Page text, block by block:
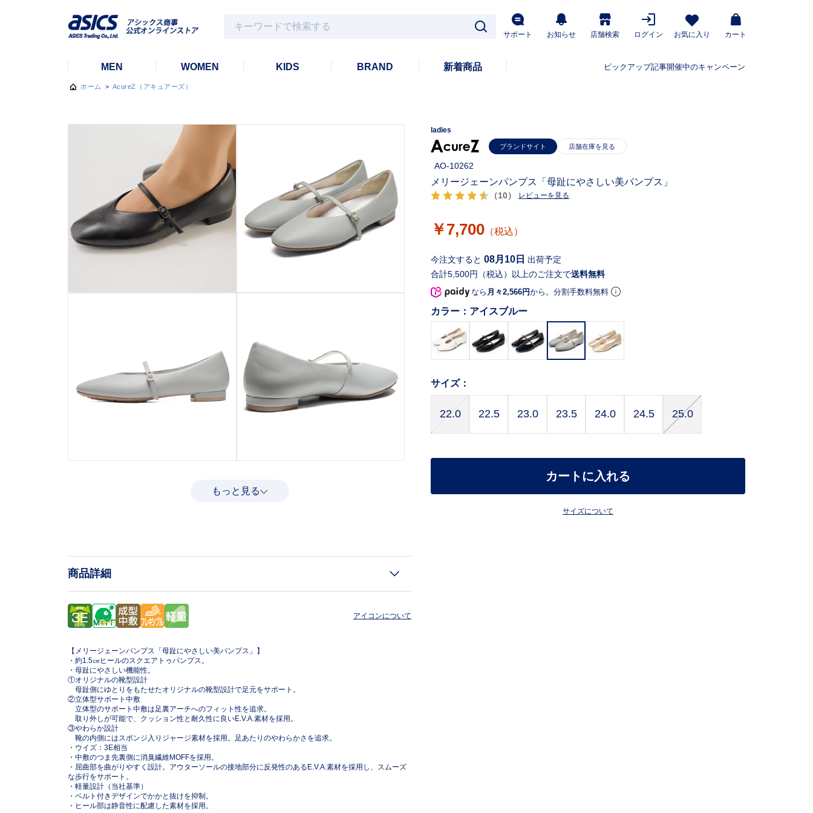
サポート お知らせ 店舗検索 ログイン お気に入り カート
MEN WOMEN KIDS BRAND 新着商品 ピックアップ記事開催中のキャンペーン
ホーム > AcureZ（アキュアーズ）
もっと見る
商品詳細
アイコンについて
【メリージェーンパンプス「母趾にやさしい美パンプス」】
・約1.5㎝ヒールのスクエアトゥパンプス。
・母趾にやさしい機能性。
①オリジナルの靴型設計
母趾側にゆとりをもたせたオリジナルの靴型設計で足元をサポート。
②立体型サポート中敷
立体型のサポート中敷は足裏アーチへのフィット性を追求。
取り外しが可能で、クッション性と耐久性に良いE.V.A.素材を採用。
③やわらか設計
靴の内側にはスポンジ入りジャージ素材を採用。足あたりのやわらかさを追求。
・ウイズ：3E相当
・中敷のつま先裏側に消臭繊維MOFFを採用。
・屈曲部を曲がりやすく設計。アウターソールの接地部分に反発性のあるE.V.A.素材を採用し、スムーズ
な歩行をサポート。
・軽量設計（当社基準）
・ベルト付きデザインでかかと抜けを抑制。
・ヒール部は静音性に配慮した素材を採用。
ladies
ブランドサイト
AO-10262
（10） レビューを見る
メリージェーンパンプス「母趾にやさしい美パンプス」
￥7,700 （税込）
合計5,500円（税込）以上のご注文で送料無料
今注文すると 08月10日 出荷予定
なら 月々2,566円から。分割手数料無料
カラー： アイスブルー
サイズ：
22.0 22.5 23.0 23.5 24.0 24.5 25.0
カートに入れる
サイズについて